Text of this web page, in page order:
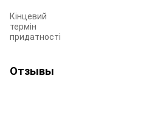
Кінцевий
термін
придатності
Отзывы